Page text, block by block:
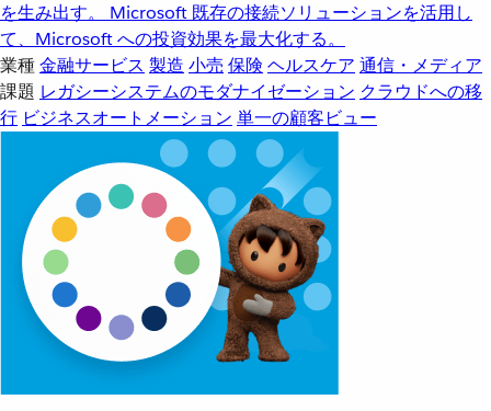
を生み出す。
Microsoft 既存の接続ソリューションを活用し
て、Microsoft への投資効果を最大化する。
業種金融サービス 製造 小売 保険 ヘルスケア 通信・メディア
課題 レガシーシステムのモダナイゼーション クラウドへの移
行 ビジネスオートメーション 単一の顧客ビュー